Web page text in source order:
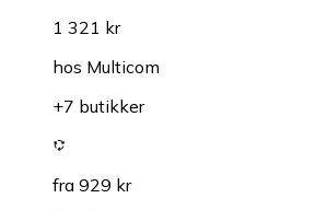
1 321 kr
hos Multicom
+7 butikker
fra 929 kr